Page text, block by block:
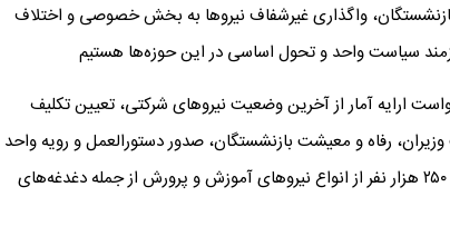
واگذاری غیرشفاف نیروها به بخش خصوصی و اختلاف
سیاست واحد و تحول اساسی در این حوزه‌ها هستیم
ارایه آمار از آخرین وضعیت نیروهای شرکتی، تعیین تکلیف
رفاه و معیشت بازنشستگان، صدور دستورالعمل و رویه واحد
در زمینه پرداختی‌های بازنشستگان و همچنین ساماندهی تعداد ۲۵۰ هزار نفر از انواع نیروهای آموزش و پرورش از جمله دغدغه‌های